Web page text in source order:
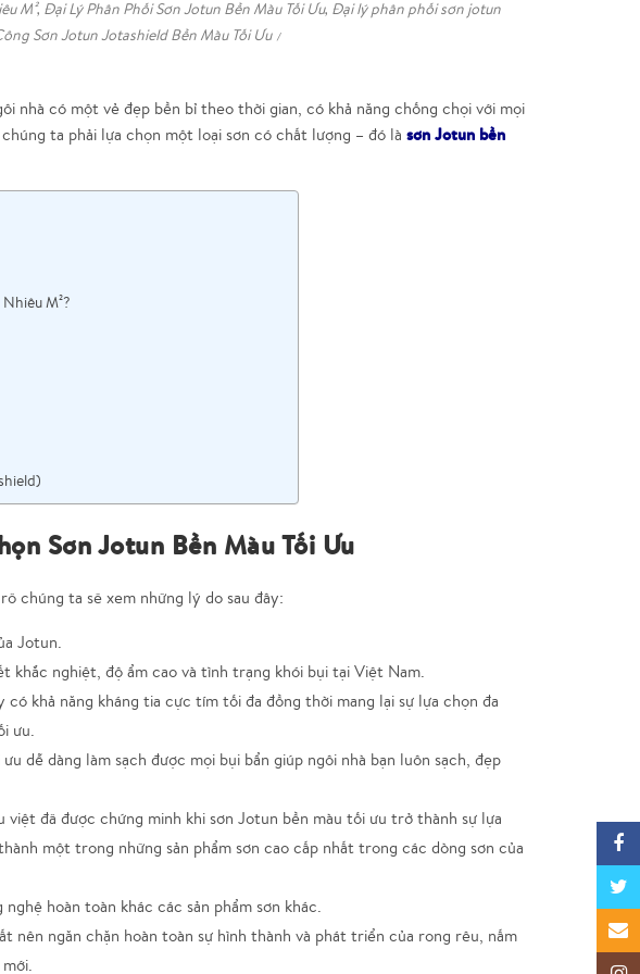
M², Đại Lý Phân Phối Sơn Jotun Bền Màu Tối Ưu, Đại lý phân phối sơn jotun
Sơn Jotun Jotashield Bền Màu Tối Ưu
nhà có một vẻ đẹp bền bỉ theo thời gian, có khả năng chống chọi với mọi
ta phải lựa chọn một loại sơn có chất lượng – đó là sơn Jotun bền
M²?
Sơn Jotun Bền Màu Tối Ưu
chúng ta sẽ xem những lý do sau đây:
Jotun.
nghiệt, độ ẩm cao và tình trạng khói bụi tại Việt Nam.
khả năng kháng tia cực tím tối đa đồng thời mang lại sự lựa chọn đa
ưu.
dễ dàng làm sạch được mọi bụi bẩn giúp ngôi nhà bạn luôn sạch, đẹp
việt đã được chứng minh khi sơn Jotun bền màu tối ưu trở thành sự lựa
một trong những sản phẩm sơn cao cấp nhất trong các dòng sơn của
hoàn toàn khác các sản phẩm sơn khác.
nên ngăn chặn hoàn toàn sự hình thành và phát triển của rong rêu, nấm
Twitter
Email